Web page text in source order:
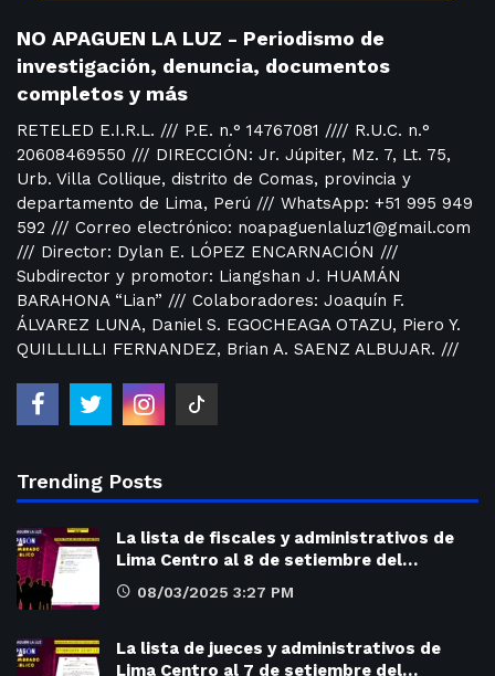
NO APAGUEN LA LUZ - Periodismo de
investigación, denuncia, documentos
completos y más
RETELED E.I.R.L. /// P.E. n.° 14767081 //// R.U.C. n.°
20608469550 /// DIRECCIÓN: Jr. Júpiter, Mz. 7, Lt. 75,
Urb. Villa Collique, distrito de Comas, provincia y
departamento de Lima, Perú /// WhatsApp: +51 995 949
592 /// Correo electrónico: noapaguenlaluz1@gmail.com
/// Director: Dylan E. LÓPEZ ENCARNACIÓN ///
Subdirector y promotor: Liangshan J. HUAMÁN
BARAHONA “Lian” /// Colaboradores: Joaquín F.
ÁLVAREZ LUNA, Daniel S. EGOCHEAGA OTAZU, Piero Y.
QUILLLILLI FERNANDEZ, Brian A. SAENZ ALBUJAR. ///
Trending Posts
La lista de fiscales y administrativos de
Lima Centro al 8 de setiembre del…
08/03/2025 3:27 PM
La lista de jueces y administrativos de
Lima Centro al 7 de setiembre del…